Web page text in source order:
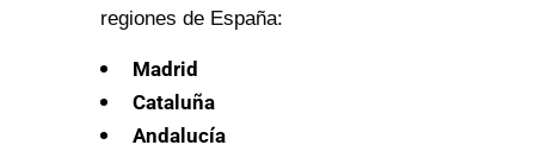
regiones de España:
Madrid
Cataluña
Andalucía